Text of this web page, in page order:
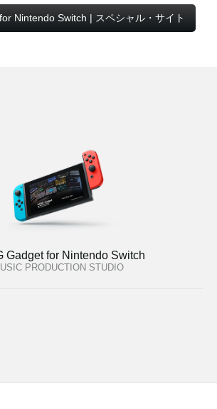
Nintendo Switch | スペシャル・サイト
Gadget for Nintendo Switch
PRODUCTION STUDIO